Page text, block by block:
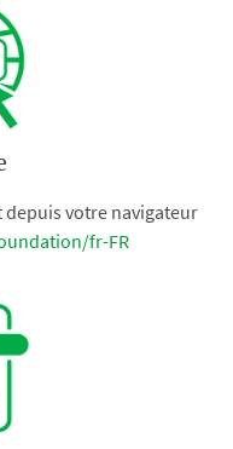
depuis votre navigateur
fr-FR